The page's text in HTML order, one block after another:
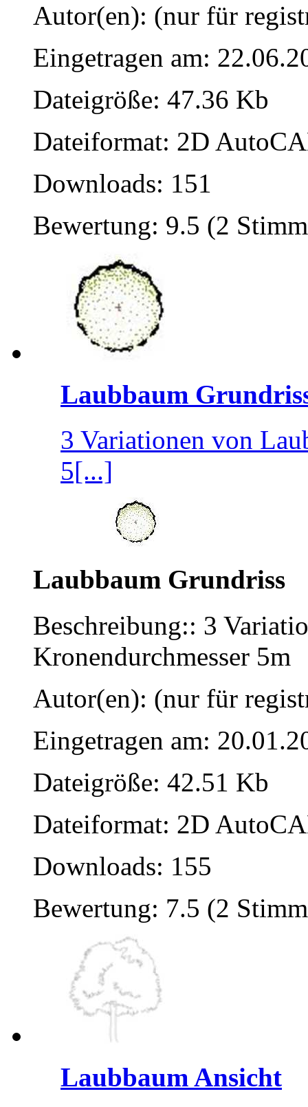
Autor(en): (nur für
Eingetragen am:
Dateigröße: 47.36 Kb
Dateiformat: 2D
Downloads: 151
Bewertung: 9.5 (2
Laubbaum
3 Variationen von
5[...]
Laubbaum Grundriss
Beschreibung:: 3
Kronendurchmesser 5m
Autor(en): (nur für
Eingetragen am:
Dateigröße: 42.51 Kb
Dateiformat: 2D
Downloads: 155
Bewertung: 7.5 (2
Laubbaum Ansicht